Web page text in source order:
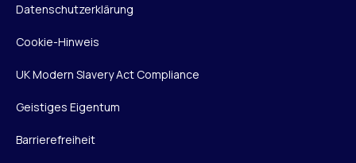
Datenschutzerklärung
Cookie-Hinweis
UK Modern Slavery Act Compliance
Geistiges Eigentum
Barrierefreiheit